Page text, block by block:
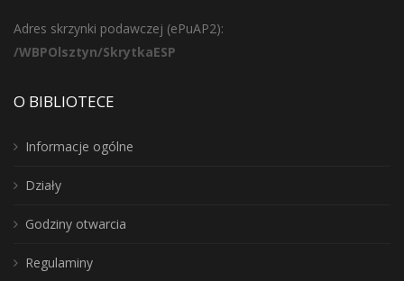
Adres skrzynki podawczej (ePuAP2):
/WBPOlsztyn/SkrytkaESP
O BIBLIOTECE
Informacje ogólne
Działy
Godziny otwarcia
Regulaminy